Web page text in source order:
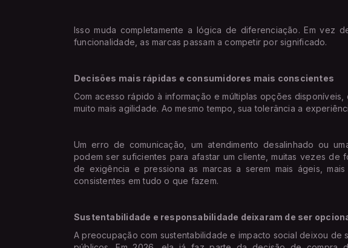
Isso muda completamente a lógica de diferenciação. Em vez
funcionalidade, as marcas passam a competir por significado.
Decisões mais rápidas e consumidores mais conscientes
Com acesso rápido à informação e múltiplas opções
muito mais agilidade. Ao mesmo tempo, sua tolerância a
Um erro de comunicação, um atendimento desalinhado ou
podem ser suficientes para afastar um cliente, muitas vezes de
de exigência e pressiona as marcas a serem mais ágeis,
consistentes em tudo o que fazem.
Sustentabilidade e responsabilidade deixaram de ser
A preocupação com sustentabilidade e impacto social deixou de